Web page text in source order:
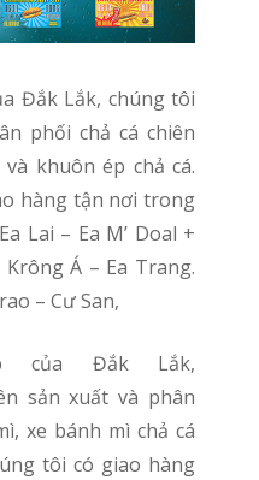
phối chả cá chiên
khuôn ép chả cá.
hàng tận nơi trong
Lai – Ea M’ Doal +
Krông Á – Ea Trang.
– Cư San,
sản xuất và phân
xe bánh mì chả cá
tôi có giao hàng